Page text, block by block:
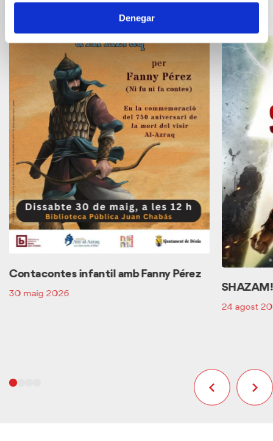
Denegar
Contacontes infantil amb Fanny Pérez
30 maig 2026
24 agost